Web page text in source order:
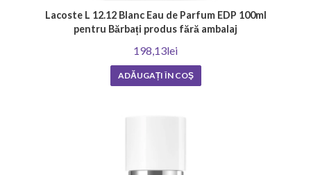
Lacoste L 12.12 Blanc Eau de Parfum EDP 100ml
pentru Bărbați produs fără ambalaj
198,13lei
ADĂUGAȚI ÎN COŞ